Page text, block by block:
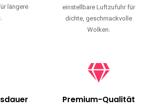
längere
einstellbare Luftzufuhr für
dichte, geschmackvolle
Wolken.
Premium-Qualität